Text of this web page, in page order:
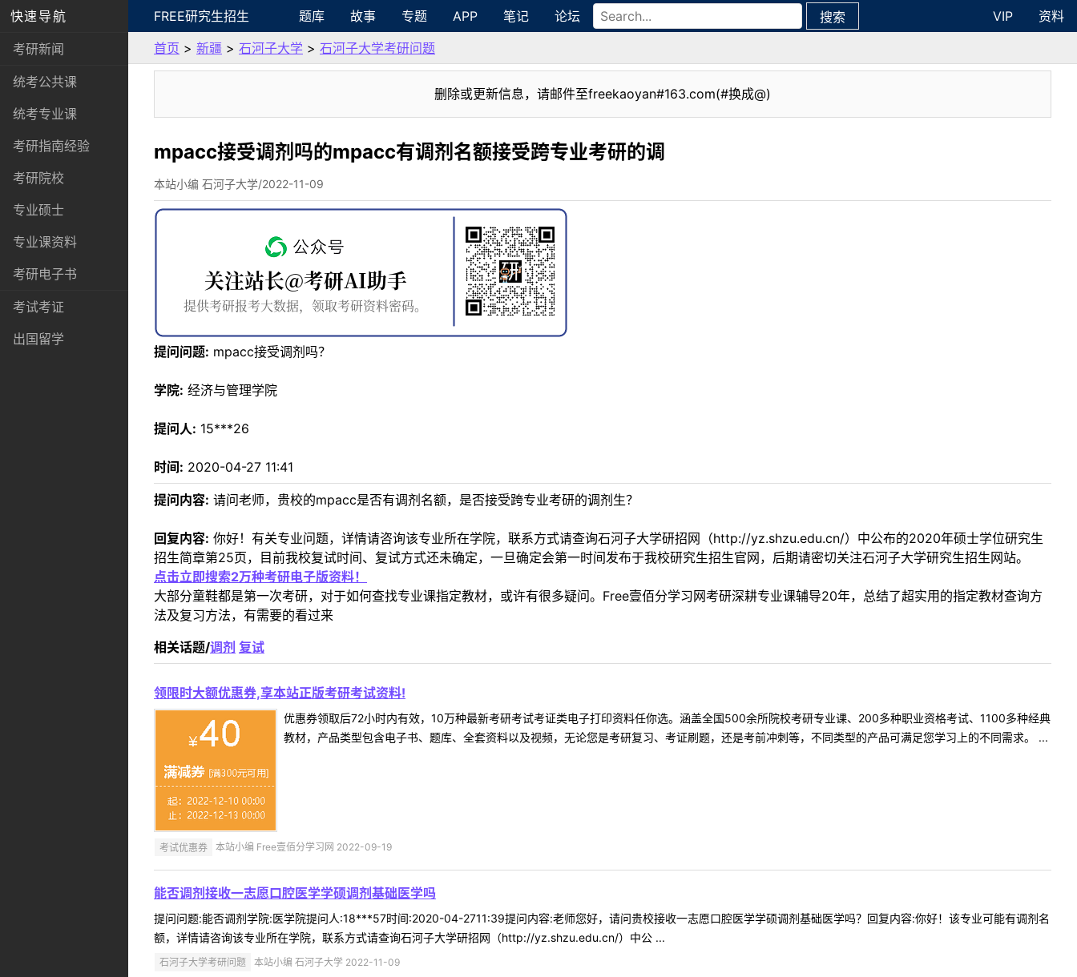
快速导航
考研新闻
统考公共课
统考专业课
考研指南经验
考研院校
专业硕士
专业课资料
考研电子书
考试考证
出国留学
FREE研究生招生 题库 故事 专题 APP 笔记 论坛 搜索 VIP
资料
首页 > 新疆 > 石河子大学 > 石河子大学考研问题
删除或更新信息，请邮件至freekaoyan#163.com(#换成@)
mpacc接受调剂吗的mpacc有调剂名额接受跨专业考研的调
本站小编 石河子大学/2022-11-09
提问问题: mpacc接受调剂吗？
学院: 经济与管理学院
提问人: 15***26
时间: 2020-04-27 11:41
提问内容: 请问老师，贵校的mpacc是否有调剂名额，是否接受跨专业考研的调剂生？
回复内容: 你好！有关专业问题，详情请咨询该专业所在学院，联系方式请查询石河子大学研招网（http://yz.shzu.edu.cn/）中公布的2020年硕士学位研究生
招生简章第25页，目前我校复试时间、复试方式还未确定，一旦确定会第一时间发布于我校研究生招生官网，后期请密切关注石河子大学研究生招生网站。
点击立即搜索2万种考研电子版资料！
大部分童鞋都是第一次考研，对于如何查找专业课指定教材，或许有很多疑问。Free壹佰分学习网考研深耕专业课辅导20年，总结了超实用的指定教材查询方
法及复习方法，有需要的看过来
相关话题/调剂 复试
领限时大额优惠券,享本站正版考研考试资料!
优惠券领取后72小时内有效，10万种最新考研考试考证类电子打印资料任你选。涵盖全国500余所院校考研专业课、200多种职业资格考试、1100多种经典
教材，产品类型包含电子书、题库、全套资料以及视频，无论您是考研复习、考证刷题，还是考前冲刺等，不同类型的产品可满足您学习上的不同需求。 ...
考试优惠券 本站小编 Free壹佰分学习网 2022-09-19
能否调剂接收一志愿口腔医学学硕调剂基础医学吗
提问问题:能否调剂学院:医学院提问人:18***57时间:2020-04-2711:39提问内容:老师您好，请问贵校接收一志愿口腔医学学硕调剂基础医学吗？回复内容:你好！该专业可能有调剂名
额，详情请咨询该专业所在学院，联系方式请查询石河子大学研招网（http://yz.shzu.edu.cn/）中公 ...
石河子大学考研问题 本站小编 石河子大学 2022-11-09